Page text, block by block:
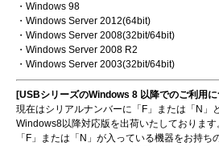
・Windows 98
・Windows Server 2012(64bit)
・Windows Server 2008(32bit/64bit)
・Windows Server 2008 R2
・Windows Server 2003(32bit/64bit)
[USBシリーズのWindows 8 以降でのご利用に
現在はシリアルナンバーに「F」または「N」
Windows8以降対応版を出荷いたしております
「F」または「N」が入っている機器をお持ち